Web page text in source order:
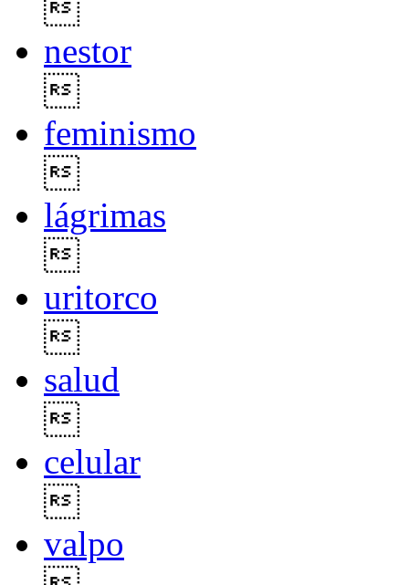
nestor
feminismo
lágrimas
uritorco
salud
celular
valpo